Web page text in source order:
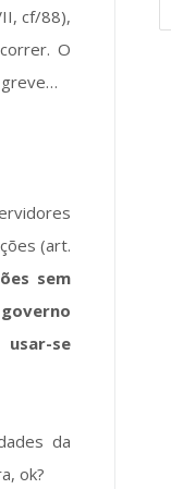
cf/88),
O
greve…
(art.
sem
usar-se
da
ok?